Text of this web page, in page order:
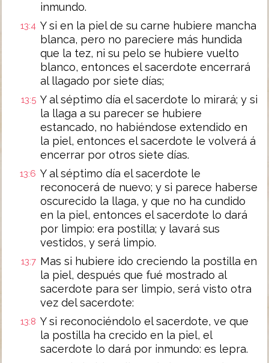
inmundo.
13:4 Y si en la piel de su carne hubiere mancha
blanca, pero no pareciere más hundida
que la tez, ni su pelo se hubiere vuelto
blanco, entonces el sacerdote encerrará
al llagado por siete días;
13:5 Y al séptimo día el sacerdote lo mirará; y si
la llaga a su parecer se hubiere
estancado, no habiéndose extendido en
la piel, entonces el sacerdote le volverá á
encerrar por otros siete días.
13:6 Y al séptimo día el sacerdote le
reconocerá de nuevo; y si parece haberse
oscurecido la llaga, y que no ha cundido
en la piel, entonces el sacerdote lo dará
por limpio: era postilla; y lavará sus
vestidos, y será limpio.
13:7 Mas si hubiere ido creciendo la postilla en
la piel, después que fué mostrado al
sacerdote para ser limpio, será visto otra
vez del sacerdote:
13:8 Y si reconociéndolo el sacerdote, ve que
la postilla ha crecido en la piel, el
sacerdote lo dará por inmundo: es lepra.